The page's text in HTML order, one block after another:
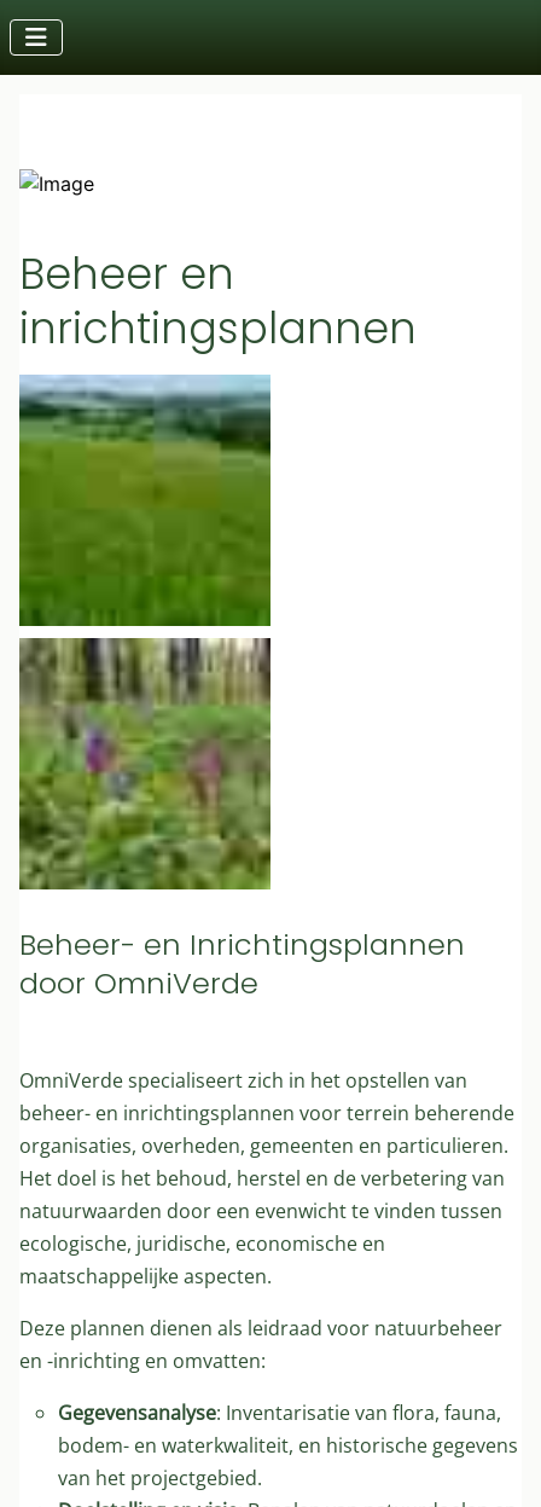
Beheer en
inrichtingsplannen
Beheer- en Inrichtingsplannen
door OmniVerde
OmniVerde specialiseert zich in het opstellen van
beheer- en inrichtingsplannen voor terrein beherende
organisaties, overheden, gemeenten en particulieren.
Het doel is het behoud, herstel en de verbetering van
natuurwaarden door een evenwicht te vinden tussen
ecologische, juridische, economische en
maatschappelijke aspecten.
Deze plannen dienen als leidraad voor natuurbeheer
en -inrichting en omvatten:
Gegevensanalyse: Inventarisatie van flora, fauna,
bodem- en waterkwaliteit, en historische gegevens
van het projectgebied.